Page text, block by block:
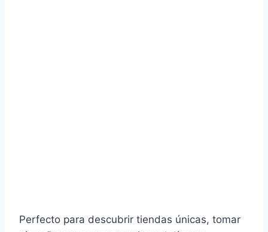
Perfecto para descubrir tiendas únicas, tomar